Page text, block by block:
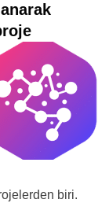
biri.